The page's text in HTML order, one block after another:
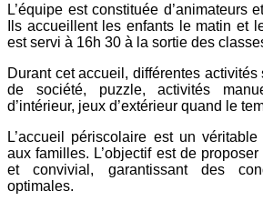
L’équipe est constituée d’animateurs
Ils accueillent les enfants le matin et
est servi à 16h 30 à la sortie des
Durant cet accueil, différentes
de société, puzzle, activités
d’intérieur, jeux d’extérieur quand le
L’accueil périscolaire est un
aux familles. L’objectif est de
et convivial, garantissant des
optimales.